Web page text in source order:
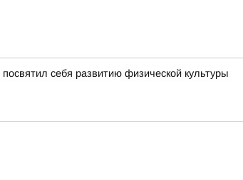
себя развитию физической культуры